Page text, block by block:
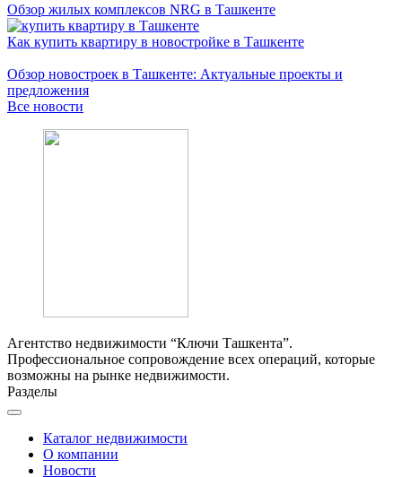
Обзор жилых комплексов NRG в Ташкенте
Как купить квартиру в новостройке в Ташкенте
Обзор новостроек в Ташкенте: Актуальные проекты и
предложения
Все новости
Агентство недвижимости “Ключи Ташкента”.
Профессиональное сопровождение всех операций, которые
возможны на рынке недвижимости.
Разделы
Каталог недвижимости
О компании
Новости